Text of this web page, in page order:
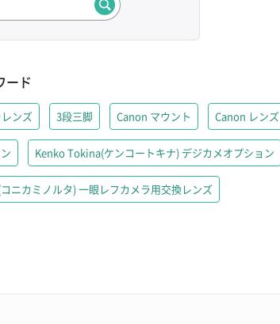
ード
ンズ 3段三脚 Canon マウント Canon レンズ
Kenko Tokina(ケンコートキナ) デジカメオプション
ニカミノルタ) 一眼レフカメラ用交換レンズ